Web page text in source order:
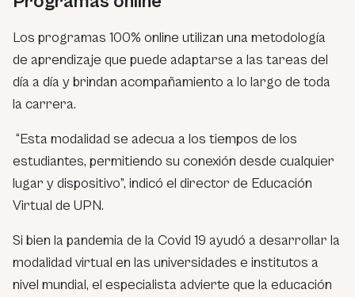
Los programas 100% online utilizan una metodología
de aprendizaje que puede adaptarse a las tareas del
día a día y brindan acompañamiento a lo largo de toda
la carrera.
“Esta modalidad se adecua a los tiempos de los
estudiantes, permitiendo su conexión desde cualquier
lugar y dispositivo”, indicó el director de Educación
Virtual de UPN.
Si bien la pandemia de la Covid 19 ayudó a desarrollar la
modalidad virtual en las universidades e institutos a
nivel mundial, el especialista advierte que la educación